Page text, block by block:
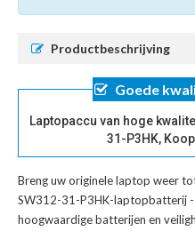
Productbeschrijving
Goede
Laptopaccu van hoge
31-P3HK,
Breng uw originele laptop weer
SW312-31-P3HK-laptopbatterij
hoogwaardige batterijen en